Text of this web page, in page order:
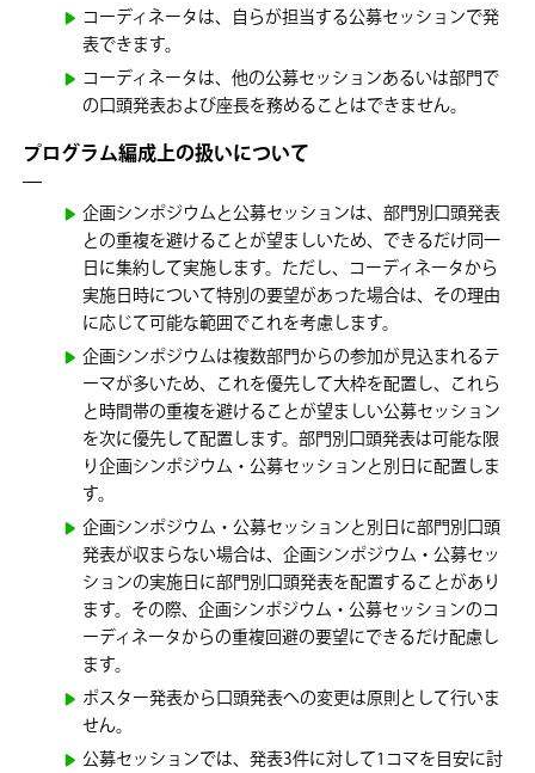
コーディネータは、自らが担当する公募セッションで発
表できます。
コーディネータは、他の公募セッションあるいは部門で
の口頭発表および座長を務めることはできません。
プログラム編成上の扱いについて
企画シンポジウムと公募セッションは、部門別口頭発表
との重複を避けることが望ましいため、できるだけ同一
日に集約して実施します。ただし、コーディネータから
実施日時について特別の要望があった場合は、その理由
に応じて可能な範囲でこれを考慮します。
企画シンポジウムは複数部門からの参加が見込まれるテ
ーマが多いため、これを優先して大枠を配置し、これら
と時間帯の重複を避けることが望ましい公募セッション
を次に優先して配置します。部門別口頭発表は可能な限
り企画シンポジウム・公募セッションと別日に配置しま
す。
企画シンポジウム・公募セッションと別日に部門別口頭
発表が収まらない場合は、企画シンポジウム・公募セッ
ションの実施日に部門別口頭発表を配置することがあり
ます。その際、企画シンポジウム・公募セッションのコ
ーディネータからの重複回避の要望にできるだけ配慮し
ます。
ポスター発表から口頭発表への変更は原則として行いま
せん。
公募セッションでは、発表3件に対して1コマを目安に討